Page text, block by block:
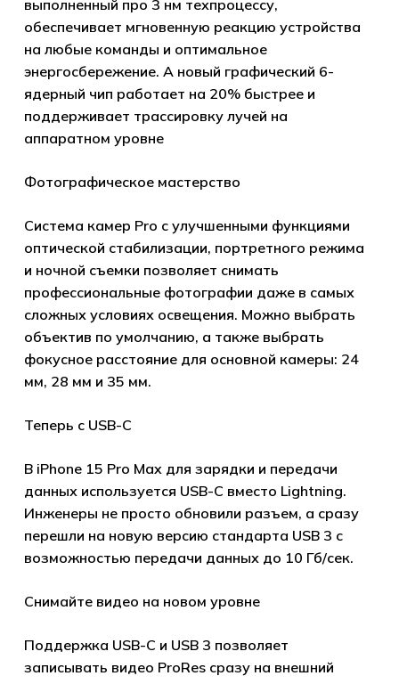
Корзина пуста.
выполненный про 3 нм техпроцессу,
обеспечивает мгновенную реакцию устройства
на любые команды и оптимальное
энергосбережение. А новый графический 6-
ядерный чип работает на 20% быстрее и
поддерживает трассировку лучей на
аппаратном уровне
Фотографическое мастерство
Система камер Pro с улучшенными функциями
оптической стабилизации, портретного режима
и ночной съемки позволяет снимать
профессиональные фотографии даже в самых
сложных условиях освещения. Можно выбрать
объектив по умолчанию, а также выбрать
фокусное расстояние для основной камеры: 24
мм, 28 мм и 35 мм.
Теперь с USB-C
В iPhone 15 Pro Max для зарядки и передачи
данных используется USB-C вместо Lightning.
Инженеры не просто обновили разъем, а сразу
перешли на новую версию стандарта USB 3 с
возможностью передачи данных до 10 Гб/сек.
Снимайте видео на новом уровне
Поддержка USB-C и USB 3 позволяет
записывать видео ProRes сразу на внешний